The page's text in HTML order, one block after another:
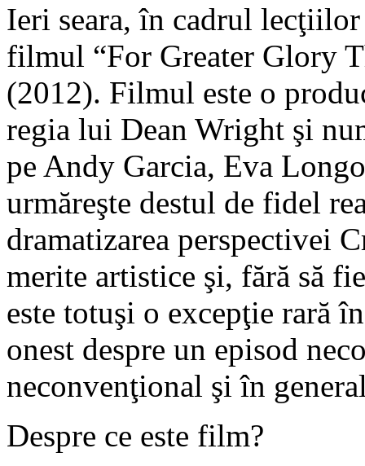
Ieri seara, în cadrul
filmul “For Greater Glory
(2012). Filmul este o
regia lui Dean Wright şi
pe Andy Garcia, Eva
urmăreşte destul de fidel
dramatizarea perspectivei
merite artistice şi, fără să
este totuşi o excepţie rară
onest despre un episod
neconvenţional şi în
Despre ce este film?